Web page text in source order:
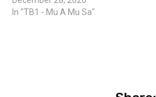
In "TB1 - Mu A Mu Sa"